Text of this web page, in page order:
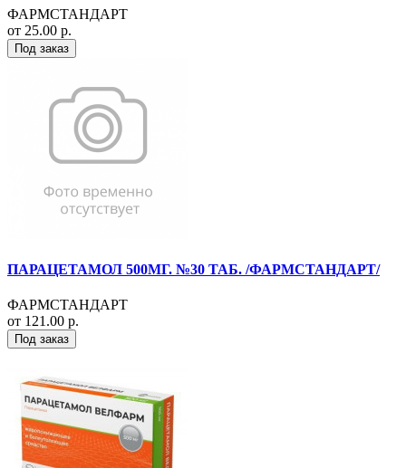
ФАРМСТАНДАРТ
от 25.00 р.
Под заказ
ПАРАЦЕТАМОЛ 500МГ. №30 ТАБ. /ФАРМСТАНДАРТ/
ФАРМСТАНДАРТ
от 121.00 р.
Под заказ